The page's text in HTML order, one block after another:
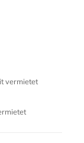
vermietet